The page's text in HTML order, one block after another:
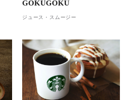
GOKUGOKU
ジュース・スムージー